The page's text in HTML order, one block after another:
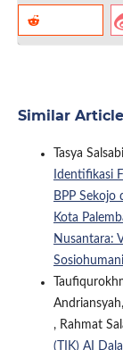
Similar
Tasya
Identifikasi
BPP
Kota
Nusantara:
, Rahmat
(TIK) AI